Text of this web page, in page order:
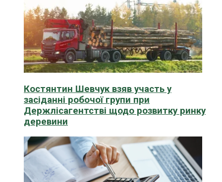
Костянтин Шевчук взяв участь у
засіданні робочої групи при
Держлісагентстві щодо розвитку ринку
деревини